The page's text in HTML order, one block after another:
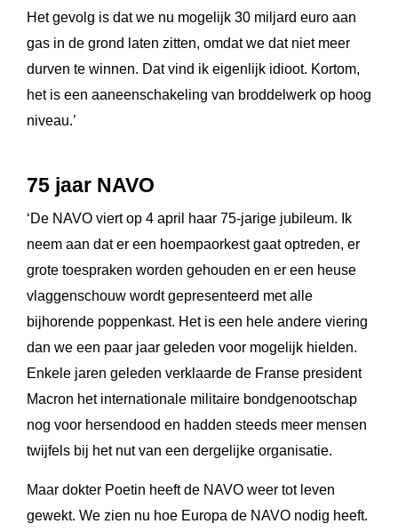
Het gevolg is dat we nu mogelijk 30 miljard euro aan
gas in de grond laten zitten, omdat we dat niet meer
durven te winnen. Dat vind ik eigenlijk idioot. Kortom,
het is een aaneenschakeling van broddelwerk op hoog
niveau.’
75 jaar NAVO
‘De NAVO viert op 4 april haar 75-jarige jubileum. Ik
neem aan dat er een hoempaorkest gaat optreden, er
grote toespraken worden gehouden en er een heuse
vlaggenschouw wordt gepresenteerd met alle
bijhorende poppenkast. Het is een hele andere viering
dan we een paar jaar geleden voor mogelijk hielden.
Enkele jaren geleden verklaarde de Franse president
Macron het internationale militaire bondgenootschap
nog voor hersendood en hadden steeds meer mensen
twijfels bij het nut van een dergelijke organisatie.
Maar dokter Poetin heeft de NAVO weer tot leven
gewekt. We zien nu hoe Europa de NAVO nodig heeft.